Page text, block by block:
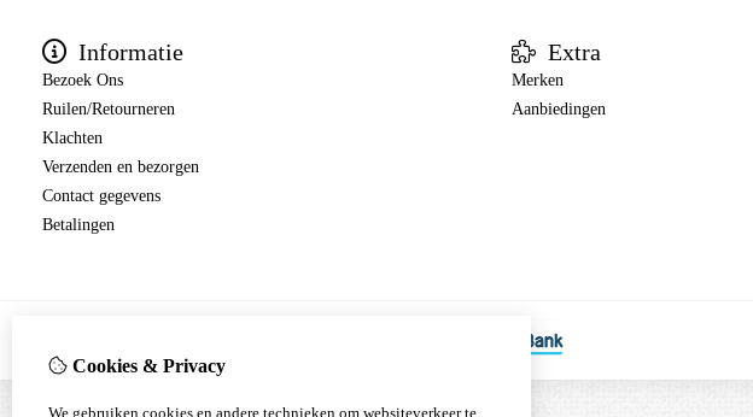
Informatie
Bezoek Ons
Ruilen/Retourneren
Klachten
Verzenden en bezorgen
Contact gegevens
Betalingen
Extra
Merken
Aanbiedingen
Cookies & Privacy
We gebruiken cookies en andere technieken om websiteverkeer te